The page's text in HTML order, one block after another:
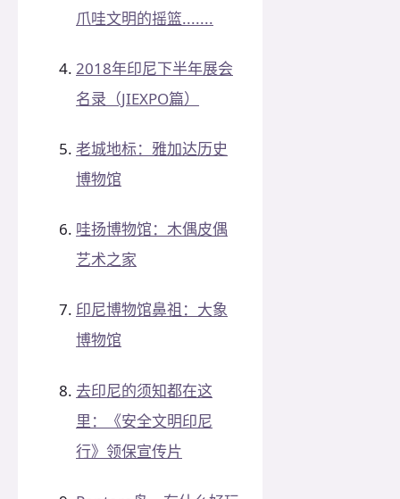
爪哇文明的摇篮.......
2018年印尼下半年展会
名录（JIEXPO篇）
老城地标：雅加达历史
博物馆
哇扬博物馆：木偶皮偶
艺术之家
印尼博物馆鼻祖：大象
博物馆
去印尼的须知都在这
里：《安全文明印尼
行》领保宣传片